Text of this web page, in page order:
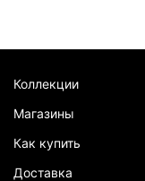
Коллекции
Магазины
Как купить
Доставка